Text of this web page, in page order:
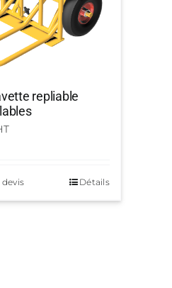
repliable
Détails